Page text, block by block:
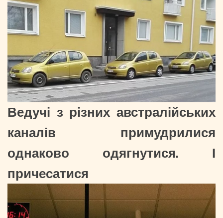
Ведучі з різних австралійських
каналів примудрилися
однаково одягнутися. І
причесатися